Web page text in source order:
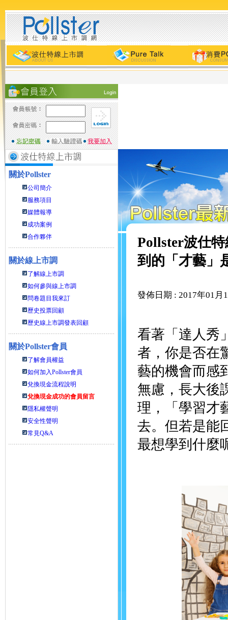
關於Pollster
公司簡介
服務項目
媒體報導
成功案例
合作夥伴
關於線上市調
了解線上市調
如何參與線上市調
問卷題目我來訂
歷史投票回顧
歷史線上市調發表回顧
關於Pollster會員
了解會員權益
如何加入Pollster會員
兌換現金流程說明
兌換現金成功的會員留言
隱私權聲明
安全性聲明
常見Q&A
Pollster波仕
到的「才藝」
發佈日期 : 2017年01月
看著「達人秀
者，你是否在
藝的機會而感
無慮，長大後
理，「學習才
去。但若是能
最想學到什麼